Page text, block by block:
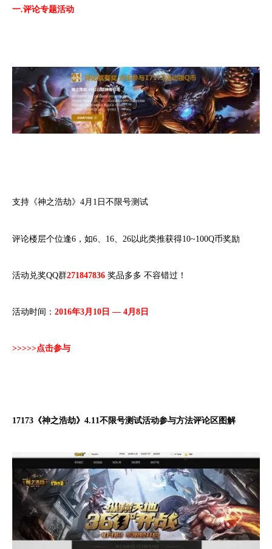
一.评论专题活动
支持《神之浩劫》4月1日不限号测试
评论楼层个位逢6，如6、16、26以此类推获得10~100Q币奖励
活动兑奖QQ群271847836 奖品多多 不容错过！
活动时间： 2016年3月10日 — 4月8日
>>>>>点击参与
17173《神之浩劫》4.11不限号测试活动参与方法评论区图解